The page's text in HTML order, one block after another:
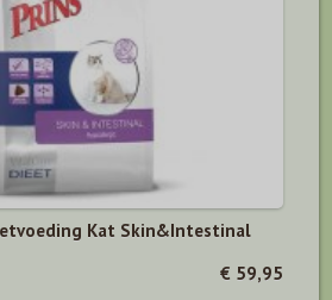
Kat Skin&Intestinal
€ 59,95